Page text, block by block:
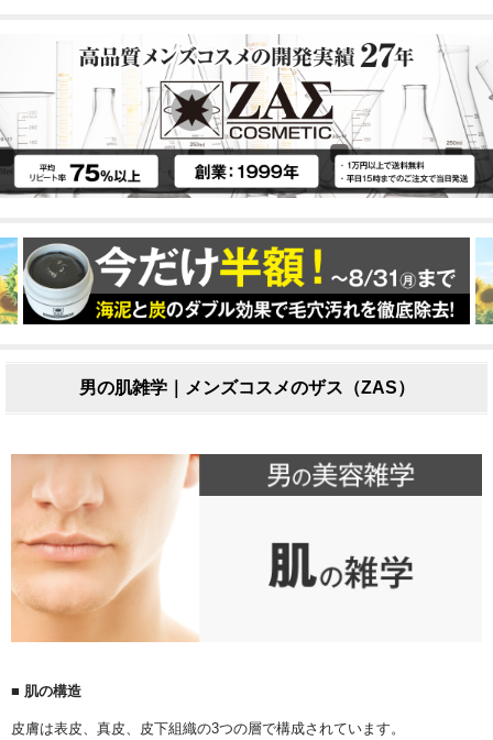
男の肌雑学｜メンズコスメのザス（ZAS）
■ 肌の構造
皮膚は表皮、真皮、皮下組織の3つの層で構成されています。